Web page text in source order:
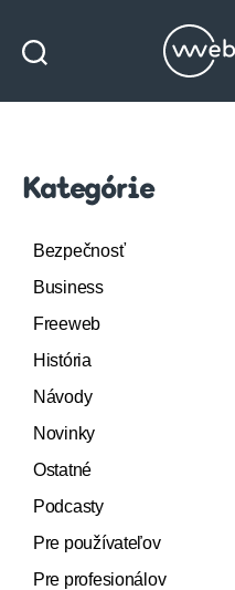
Kategórie
Bezpečnosť
Business
Freeweb
História
Návody
Novinky
Ostatné
Podcasty
Pre používateľov
Pre profesionálov